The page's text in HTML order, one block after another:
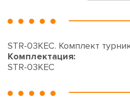
STR-03KEC. Комплект
Комплектация:
STR-03KEC